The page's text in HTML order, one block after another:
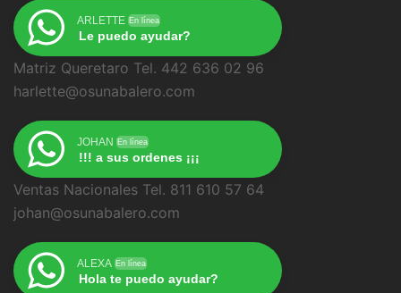
ARLETTE En línea
Le puedo ayudar?
Matriz Queretaro Tel. 442 636 02 96
harlette@osunabalero.com
JOHAN En línea
!!! a sus ordenes ¡¡¡
Ventas Nacionales Tel. 811 610 57 64
johan@osunabalero.com
ALEXA En línea
Hola te puedo ayudar?